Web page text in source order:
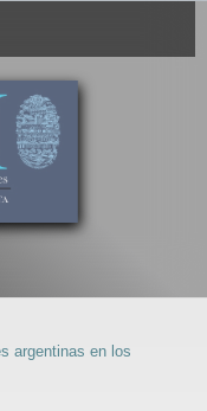
argentinas en los